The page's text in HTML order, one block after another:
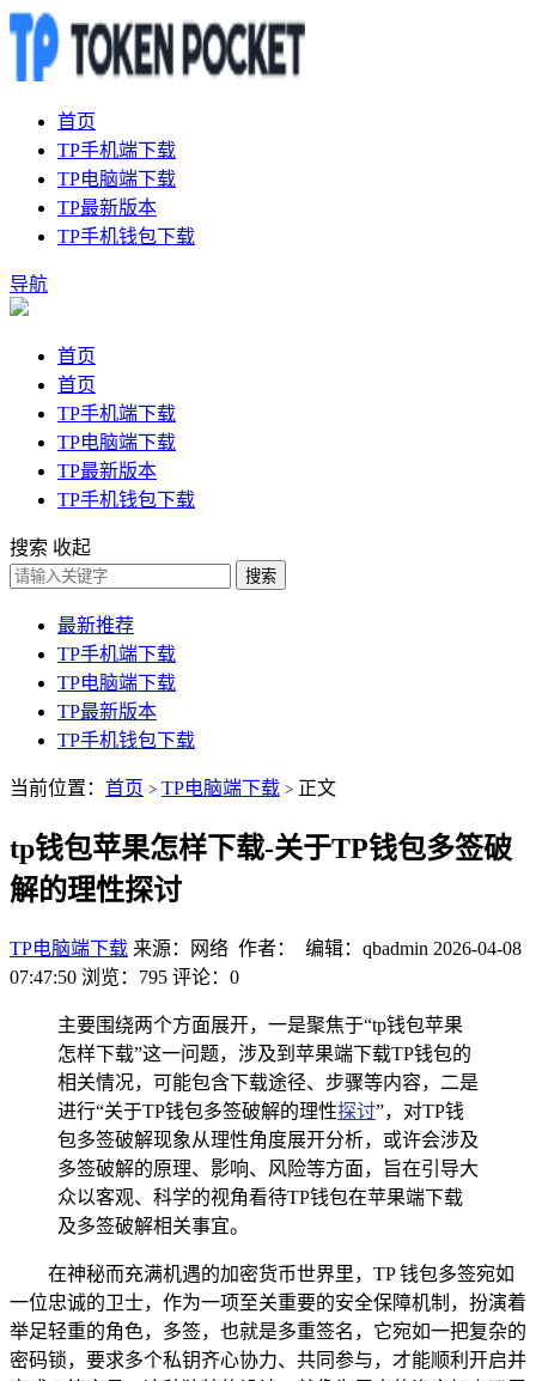
首页
TP手机端下载
TP电脑端下载
TP最新版本
TP手机钱包下载
导航
首页
首页
TP手机端下载
TP电脑端下载
TP最新版本
TP手机钱包下载
搜索 收起
搜索
最新推荐
TP手机端下载
TP电脑端下载
TP最新版本
TP手机钱包下载
当前位置： 首页 > TP电脑端下载 > 正文
tp钱包苹果怎样下载-关于TP钱包多签破
解的理性探讨
TP电脑端下载 来源：网络 作者： 编辑：qbadmin 2026-04-08
07:47:50 浏览：795 评论：0
主要围绕两个方面展开，一是聚焦于“tp钱包苹果
怎样下载”这一问题，涉及到苹果端下载TP钱包的
相关情况，可能包含下载途径、步骤等内容，二是
进行“关于TP钱包多签破解的理性探讨”，对TP钱
包多签破解现象从理性角度展开分析，或许会涉及
多签破解的原理、影响、风险等方面，旨在引导大
众以客观、科学的视角看待TP钱包在苹果端下载
及多签破解相关事宜。
在神秘而充满机遇的加密货币世界里，TP 钱包多签宛如
一位忠诚的卫士，作为一项至关重要的安全保障机制，扮演着
举足轻重的角色，多签，也就是多重签名，它宛如一把复杂的
密码锁，要求多个私钥齐心协力、共同参与，才能顺利开启并